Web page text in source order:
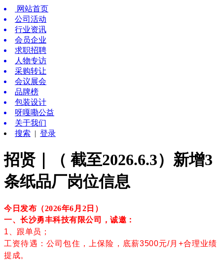
网站首页
公司活动
行业资讯
会员企业
求职招聘
人物专访
采购转让
会议展会
品牌榜
包装设计
呀嘎嘞公益
关于我们
搜索 | 登录
招贤｜（ 截至2026.6.3）新增3
条纸品厂岗位信息
今日发布（2026年6月2 日 ）
一、长沙勇丰科技有限公司，诚邀：
1、跟单员；
工资待遇：公司包住，上保险，底薪3500元/月+合理业绩
提成。